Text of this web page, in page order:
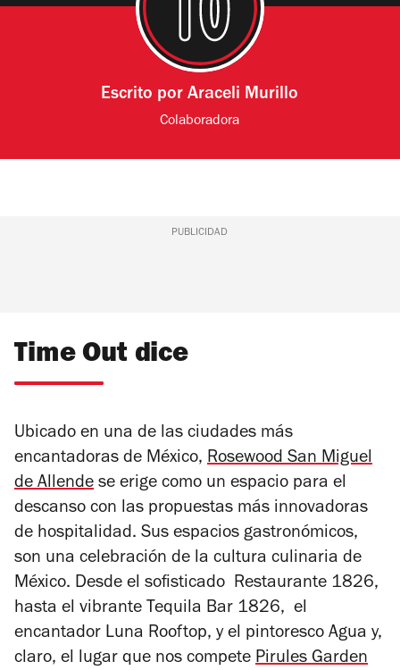
Escrito porAraceli Murillo
Colaboradora
PUBLICIDAD
Time Out dice
Ubicado en una de las ciudades más
encantadoras de México, Rosewood San Miguel
de Allende se erige como un espacio para el
descanso con las propuestas más innovadoras
de hospitalidad. Sus espacios gastronómicos,
son una celebración de la cultura culinaria de
México. Desde el sofisticado Restaurante 1826,
hasta el vibrante Tequila Bar 1826, el
encantador Luna Rooftop, y el pintoresco Agua y,
claro, el lugar que nos compete Pirules Garden